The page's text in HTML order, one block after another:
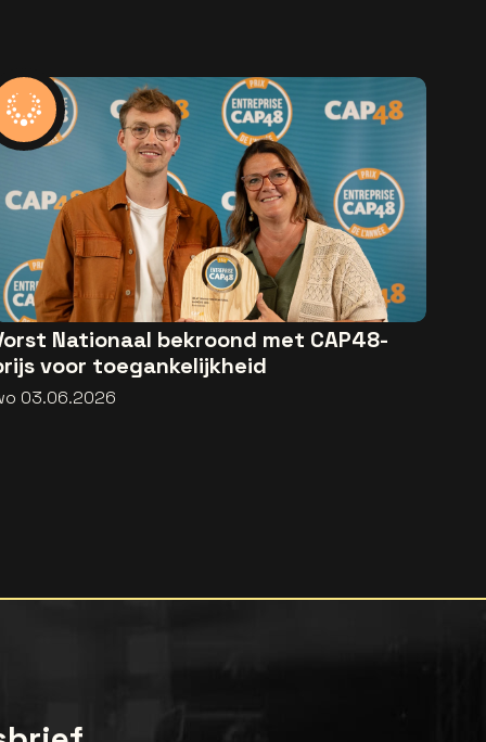
Nationaal bekroond met CAP48-
voor toegankelijkheid
03.06.2026